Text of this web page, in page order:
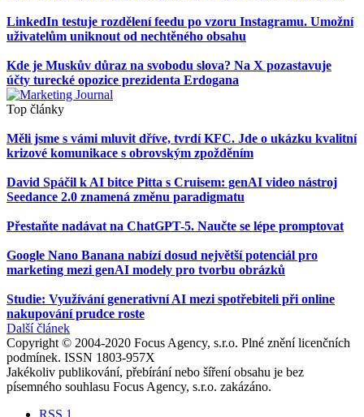
LinkedIn testuje rozdělení feedu po vzoru Instagramu. Umožní
uživatelům uniknout od nechtěného obsahu
Kde je Muskův důraz na svobodu slova? Na X pozastavuje
účty turecké opozice prezidenta Erdogana
Top články
Měli jsme s vámi mluvit dříve, tvrdí KFC. Jde o ukázku kvalitní
krizové komunikace s obrovským zpožděním
David Spáčil k AI bitce Pitta s Cruisem: genAI video nástroj
Seedance 2.0 znamená změnu paradigmatu
Přestaňte nadávat na ChatGPT-5. Naučte se lépe promptovat
Google Nano Banana nabízí dosud největší potenciál pro
marketing mezi genAI modely pro tvorbu obrázků
Studie: Využívání generativní AI mezi spotřebiteli při online
nakupování prudce roste
Další článek
Copyright © 2004-2020 Focus Agency, s.r.o. Plné znění licenčních
podmínek. ISSN 1803-957X
Jakékoliv publikování, přebírání nebo šíření obsahu je bez
písemného souhlasu Focus Agency, s.r.o. zakázáno.
RSS 1